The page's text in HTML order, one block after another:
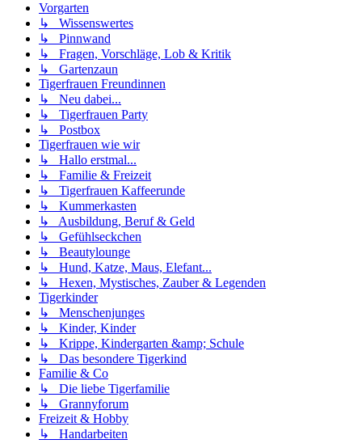
Vorgarten
↳ Wissenswertes
↳ Pinnwand
↳ Fragen, Vorschläge, Lob & Kritik
↳ Gartenzaun
Tigerfrauen Freundinnen
↳ Neu dabei...
↳ Tigerfrauen Party
↳ Postbox
Tigerfrauen wie wir
↳ Hallo erstmal...
↳ Familie & Freizeit
↳ Tigerfrauen Kaffeerunde
↳ Kummerkasten
↳ Ausbildung, Beruf & Geld
↳ Gefühlseckchen
↳ Beautylounge
↳ Hund, Katze, Maus, Elefant...
↳ Hexen, Mystisches, Zauber & Legenden
Tigerkinder
↳ Menschenjunges
↳ Kinder, Kinder
↳ Krippe, Kindergarten &amp; Schule
↳ Das besondere Tigerkind
Familie & Co
↳ Die liebe Tigerfamilie
↳ Grannyforum
Freizeit & Hobby
↳ Handarbeiten